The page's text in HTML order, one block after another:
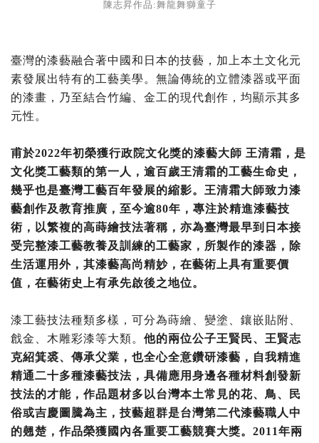
陳志昇作品:舞龍舞獅童子
臺灣的漆藝融合著中國和日本的技藝，加上本土文化元
素發展出特有的工藝美學。無論傳統的立體漆器或平面
的漆畫，乃至結合竹編、金工的現代創作，均顯示其多
元性。
甫於2022年初榮獲行政院文化獎的漆藝大師 王清霜，是
文化獎工藝類的第一人，逾百歲王清霜的工藝生命史，
幾乎也是臺灣工藝百年發展的縮影。王清霜大師致力漆
藝創作及教育推廣，至今逾80年，專注於精進漆藝技
術，以繁複的高蒔繪技法著稱，亦為臺灣最早到日本接
受完整漆工藝教養及訓練的工藝家，所製作的漆器，除
生活運用外，其漆藝高尚精妙，在藝術上具有重要價
值，在藝術史上有承先啟後之地位。
漆工藝技法種類多樣，可分為蒔繪、變塗、鑲嵌貼附、
戧金、木雕彩漆等大類。 他的兩位公子王賢民、王賢志
克紹箕裘、傳承父業，也全心全意鑽研漆藝，自我精進
精通二十多種漆藝技法，具備應用身邊各種材料創發新
技法的才能，作品題材多以台灣本土常見的花、鳥、民
俗或吉慶圖騰為主，技藝超群是台灣第二代漆藝職人中
的翹楚，作品榮獲國內各重要工藝競賽大獎。2011年兩